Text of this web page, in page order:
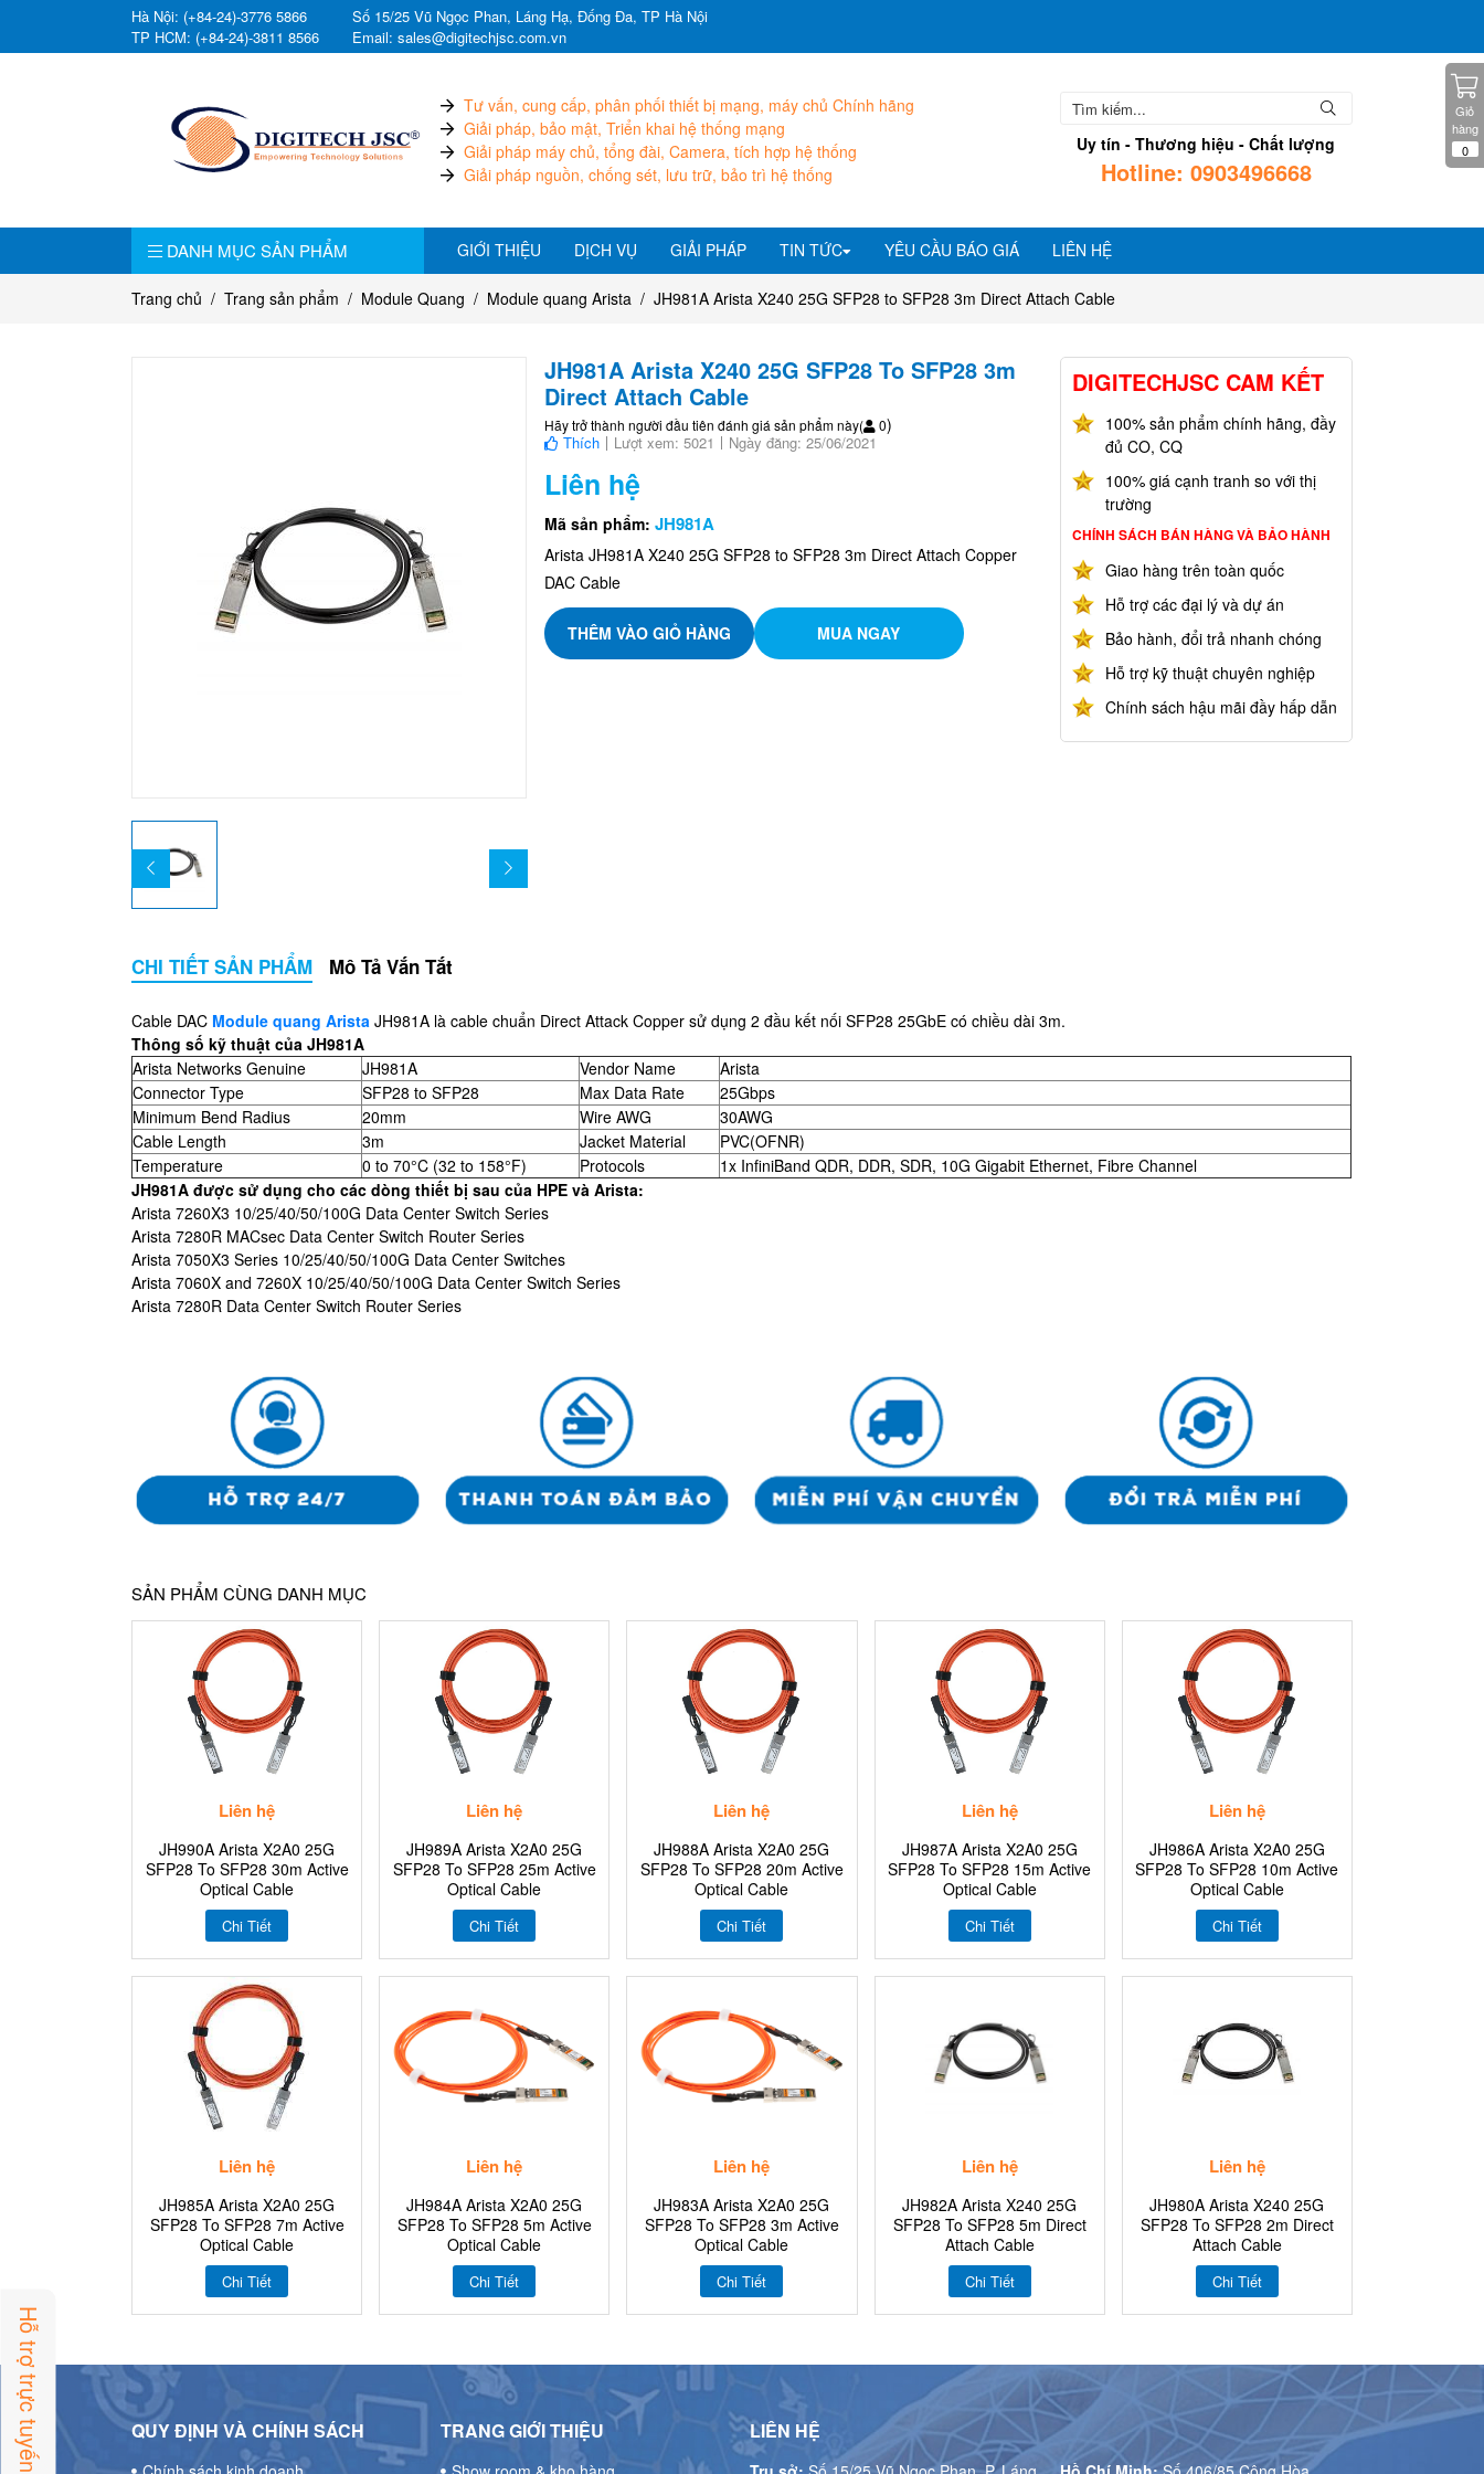
Hà Nội: (+84-24)-3776 5866
TP HCM: (+84-24)-3811 8566
Số 15/25 Vũ Ngọc Phan, Láng Hạ, Đống Đa, TP Hà Nội
Email: sales@digitechjsc.com.vn
Tư vấn, cung cấp, phân phối thiết bị mạng, máy chủ Chính hãng
Giải pháp, bảo mật, Triển khai hệ thống mạng
Giải pháp máy chủ, tổng đài, Camera, tích hợp hệ thống
Giải pháp nguồn, chống sét, lưu trữ, bảo trì hệ thống
Uy tín - Thương hiệu - Chất lượng
Hotline: 0903496668
DANH MỤC SẢN PHẨM GIỚI THIỆU DỊCH VỤ GIẢI PHÁP TIN TỨC YÊU CẦU BÁO GIÁ LIÊN HỆ
Giỏ
hàng
0
Trang chủ Trang sản phẩm Module Quang Module quang Arista JH981A Arista X240 25G SFP28 to SFP28 3m Direct Attach Cable
JH981A Arista X240 25G SFP28 To SFP28 3m
Direct Attach Cable
Hãy trở thành người đầu tiên đánh giá sản phẩm này( 0)
Thích Lượt xem: 5021 Ngày đăng: 25/06/2021
Liên hệ
Mã sản phẩm: JH981A
Arista JH981A X240 25G SFP28 to SFP28 3m Direct Attach Copper
DAC Cable
THÊM VÀO GIỎ HÀNG MUA NGAY
DIGITECHJSC CAM KẾT
100% sản phẩm chính hãng, đầy
đủ CO, CQ
100% giá cạnh tranh so với thị
trường
CHÍNH SÁCH BÁN HÀNG VÀ BẢO HÀNH
Giao hàng trên toàn quốc
Hỗ trợ các đại lý và dự án
Bảo hành, đổi trả nhanh chóng
Hỗ trợ kỹ thuật chuyên nghiệp
Chính sách hậu mãi đầy hấp dẫn
CHI TIẾT SẢN PHẨM Mô Tả Vắn Tắt
Cable DAC Module quang Arista JH981A là cable chuẩn Direct Attack Copper sử dụng 2 đầu kết nối SFP28 25GbE có chiều dài 3m.
Thông số kỹ thuật của JH981A​
Arista Networks Genuine
JH981A Vendor Name
Arista
Connector Type
SFP28 to SFP28 Max Data Rate
25Gbps
Minimum Bend Radius
20mm Wire AWG
30AWG
Cable Length
3m Jacket Material
PVC(OFNR)
Temperature
0 to 70°C (32 to 158°F) Protocols
1x InfiniBand QDR, DDR, SDR, 10G Gigabit Ethernet, Fibre Channel
JH981A​ được sử dụng cho các dòng thiết bị sau của HPE và Arista:
Arista 7260X3 10/25/40/50/100G Data Center Switch Series
Arista 7280R MACsec Data Center Switch Router Series
Arista 7050X3 Series 10/25/40/50/100G Data Center Switches
Arista 7060X and 7260X 10/25/40/50/100G Data Center Switch Series
Arista 7280R Data Center Switch Router Series
SẢN PHẨM CÙNG DANH MỤC
Liên hệ
JH990A Arista X2A0 25G
SFP28 To SFP28 30m Active
Optical Cable
Chi Tiết
Liên hệ
JH989A Arista X2A0 25G
SFP28 To SFP28 25m Active
Optical Cable
Chi Tiết
Liên hệ
JH988A Arista X2A0 25G
SFP28 To SFP28 20m Active
Optical Cable
Chi Tiết
Liên hệ
JH987A Arista X2A0 25G
SFP28 To SFP28 15m Active
Optical Cable
Chi Tiết
Liên hệ
JH986A Arista X2A0 25G
SFP28 To SFP28 10m Active
Optical Cable
Chi Tiết
Liên hệ
JH985A Arista X2A0 25G
SFP28 To SFP28 7m Active
Optical Cable
Chi Tiết
Liên hệ
JH984A Arista X2A0 25G
SFP28 To SFP28 5m Active
Optical Cable
Chi Tiết
Liên hệ
JH983A Arista X2A0 25G
SFP28 To SFP28 3m Active
Optical Cable
Chi Tiết
Liên hệ
JH982A Arista X240 25G
SFP28 To SFP28 5m Direct
Attach Cable
Chi Tiết
Liên hệ
JH980A Arista X240 25G
SFP28 To SFP28 2m Direct
Attach Cable
Chi Tiết
QUY ĐỊNH VÀ CHÍNH SÁCH TRANG GIỚI THIỆU LIÊN HỆ
Hỗ trợ trực tuyến